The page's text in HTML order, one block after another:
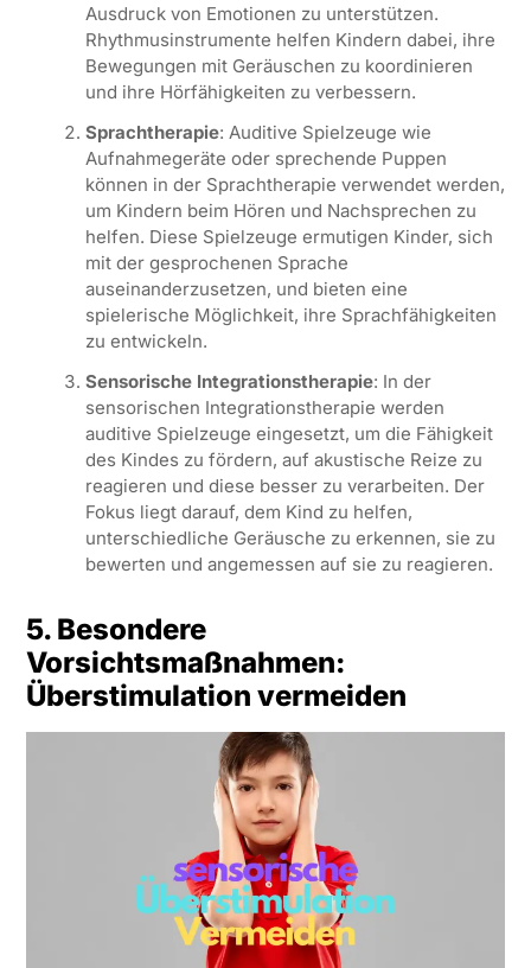
Ausdruck von Emotionen zu unterstützen.
Rhythmusinstrumente helfen Kindern dabei, ihre
Bewegungen mit Geräuschen zu koordinieren
und ihre Hörfähigkeiten zu verbessern.
Sprachtherapie: Auditive Spielzeuge wie
Aufnahmegeräte oder sprechende Puppen
können in der Sprachtherapie verwendet werden,
um Kindern beim Hören und Nachsprechen zu
helfen. Diese Spielzeuge ermutigen Kinder, sich
mit der gesprochenen Sprache
auseinanderzusetzen, und bieten eine
spielerische Möglichkeit, ihre Sprachfähigkeiten
zu entwickeln.
Sensorische Integrationstherapie: In der
sensorischen Integrationstherapie werden
auditive Spielzeuge eingesetzt, um die Fähigkeit
des Kindes zu fördern, auf akustische Reize zu
reagieren und diese besser zu verarbeiten. Der
Fokus liegt darauf, dem Kind zu helfen,
unterschiedliche Geräusche zu erkennen, sie zu
bewerten und angemessen auf sie zu reagieren.
5. Besondere
Vorsichtsmaßnahmen:
Überstimulation vermeiden